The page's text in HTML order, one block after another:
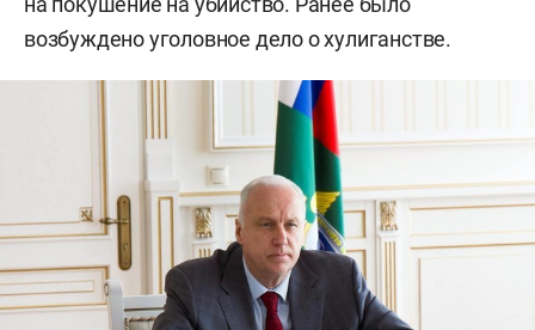
возбуждено уголовное дело о хулиганстве.